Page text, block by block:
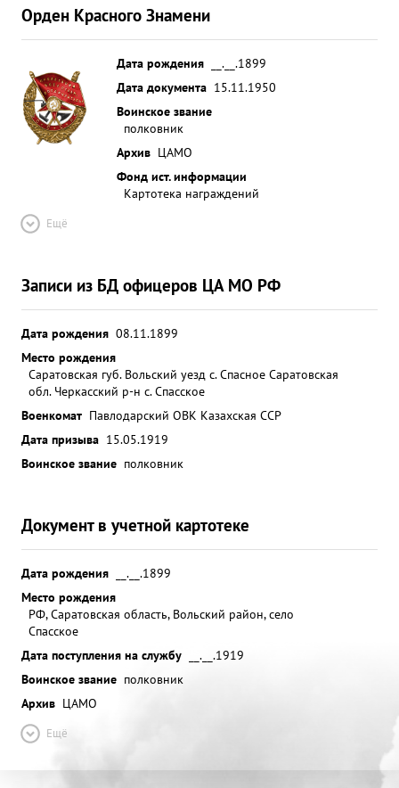
Орден Красного Знамени
Дата рождения
__.__.1899
Дата документа 15.11.1950
Воинское звание
полковник
Архив ЦАМО
Фонд ист. информации
Картотека награждений
Ещё
Записи из БД офицеров ЦА МО РФ
Дата рождения 08.11.1899
Место рождения
Саратовская губ. Вольский уезд с. Спасное Саратовская
обл. Черкасский р-н с. Спасское
Военкомат Павлодарский ОВК Казахская ССР
Дата призыва 15.05.1919
Воинское звание полковник
Документ в учетной картотеке
Дата рождения
__.__.1899
Место рождения
РФ, Саратовская область, Вольский район, село
Спасское
Дата поступления на службу
__.__.1919
Воинское звание полковник
Архив ЦАМО
Ещё